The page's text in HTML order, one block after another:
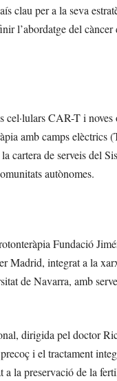
clau per a la seva
l’abordatge del
CAR-T i noves
amb camps elèctrics
cartera de serveis del
autònomes.
Fundació
Madrid, integrat a la
de Navarra, amb
dirigida pel doctor
i el tractament
la preservació de la